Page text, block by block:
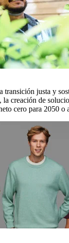
transición justa y
la creación de
cero para 2050 o